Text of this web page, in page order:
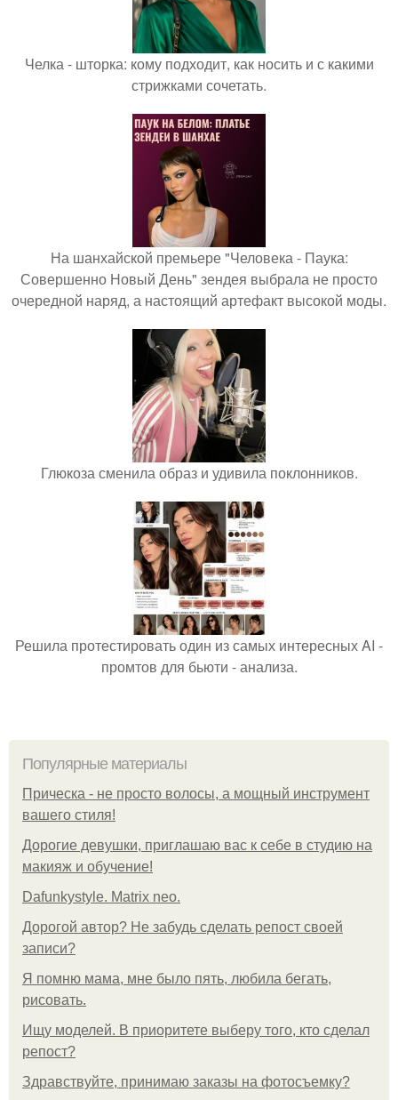
Челка - шторка: кому подходит, как носить и с какими
стрижками сочетать.
На шанхайской премьере "Человека - Паука:
Совершенно Новый День" зендея выбрала не просто
очередной наряд, а настоящий артефакт высокой моды.
Глюкоза сменила образ и удивила поклонников.
Решила протестировать один из самых интересных AI -
промтов для бьюти - анализа.
Популярные материалы
Прическа - не просто волосы, а мощный инструмент
вашего стиля!
Дорогие девушки, приглашаю вас к себе в студию на
макияж и обучение!
Dafunkystyle. Matrix neo.
Дорогой автор? Не забудь сделать репост своей
записи?
Я помню мама, мне было пять, любила бегать,
рисовать.
Ищу моделей. В приоритете выберу того, кто сделал
репост?
Здравствуйте, принимаю заказы на фотосъемку?